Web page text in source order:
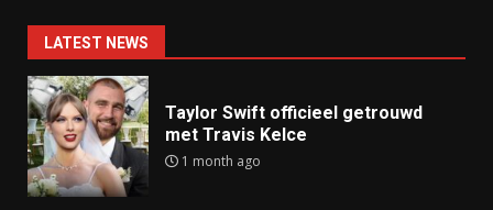
LATEST NEWS
Taylor Swift officieel getrouwd
met Travis Kelce
1 month ago